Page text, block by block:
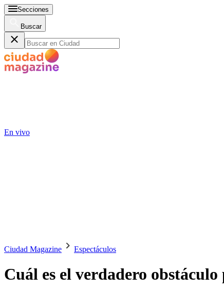
Secciones
Buscar
En vivo
Ciudad Magazine Espectáculos
Cuál es el verdadero